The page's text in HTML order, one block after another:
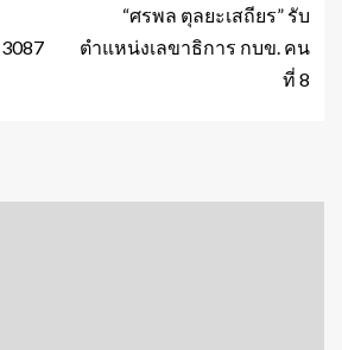
“ศรพล ตุลยะเสถียร” รับ
ตำแหน่งเลขาธิการ กบข. คน
ที่ 8